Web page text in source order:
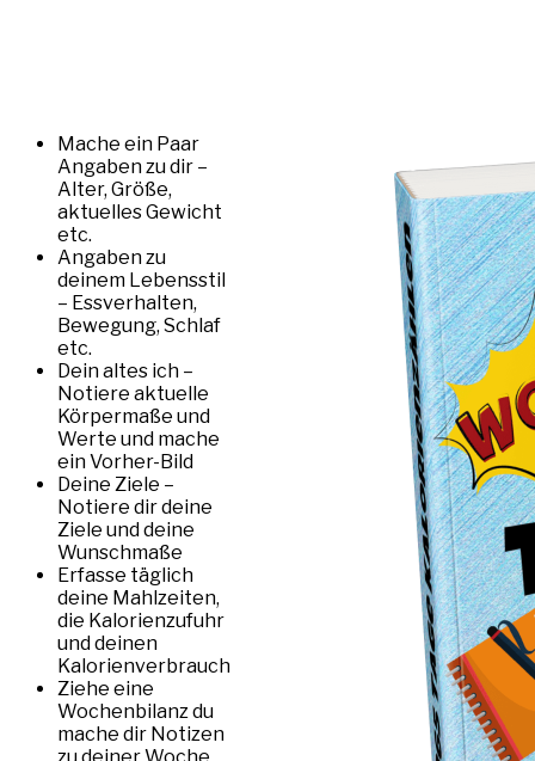
Mache ein Paar
Angaben zu dir –
Alter, Größe,
aktuelles Gewicht
etc.
Angaben zu
deinem Lebensstil
– Essverhalten,
Bewegung, Schlaf
etc.
Dein altes ich –
Notiere aktuelle
Körpermaße und
Werte und mache
ein Vorher-Bild
Deine Ziele –
Notiere dir deine
Ziele und deine
Wunschmaße
Erfasse täglich
deine Mahlzeiten,
die Kalorienzufuhr
und deinen
Kalorienverbrauch
Ziehe eine
Wochenbilanz du
mache dir Notizen